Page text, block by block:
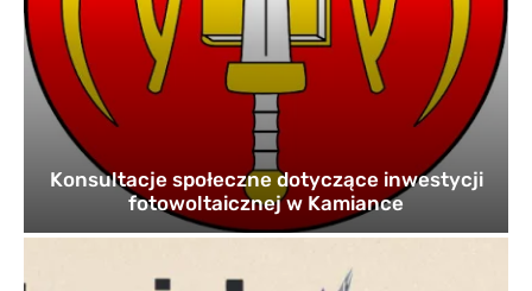
Konsultacje społeczne dotyczące inwestycji
fotowoltaicznej w Kamiance